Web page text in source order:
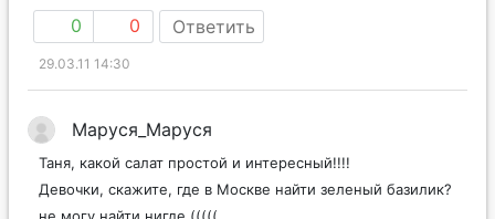
0 0 Ответить
29.03.11 14:30
Маруся_Маруся
Таня, какой салат простой и интересный!!!!
Девочки, скажите, где в Москве найти зеленый базилик?